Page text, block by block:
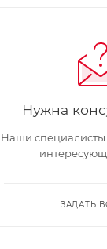
Нужна
Наши специалисты
ЗАДАТЬ